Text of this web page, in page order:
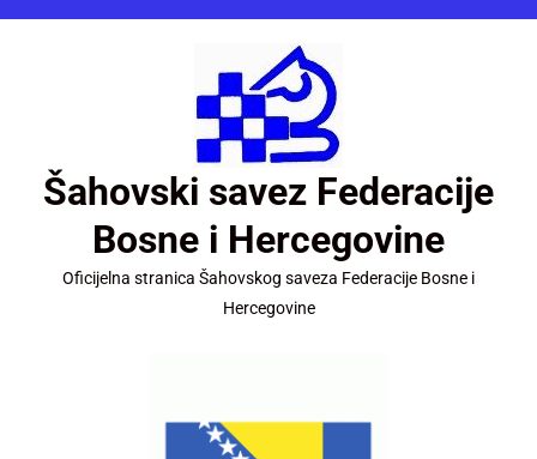
Šahovski savez Federacije
Bosne i Hercegovine
Oficijelna stranica Šahovskog saveza Federacije Bosne i
Hercegovine